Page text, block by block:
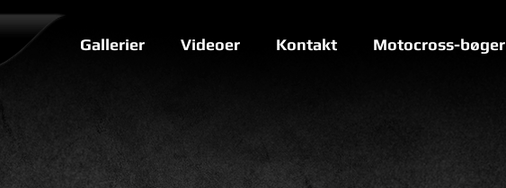
Gallerier Videoer Kontakt Motocross-bøger